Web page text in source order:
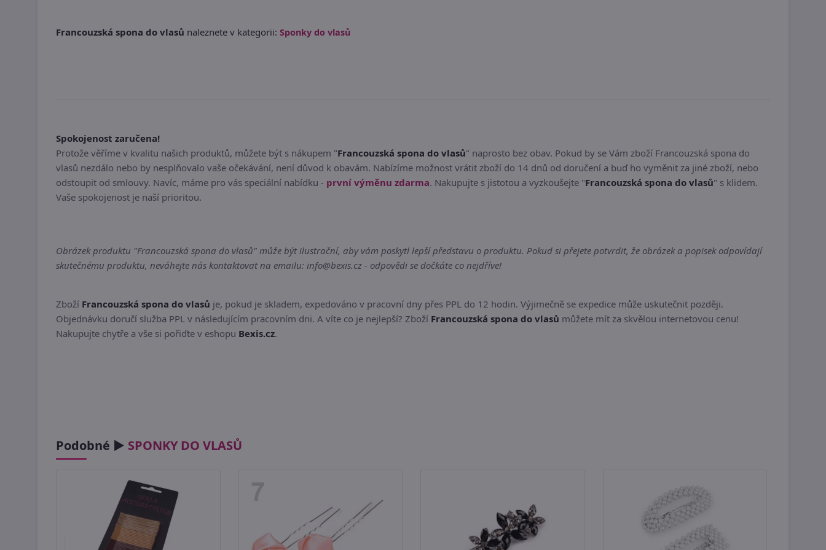
Francouzská spona do vlasů naleznete v kategorii: Sponky do vlasů
Spokojenost zaručena!
Protože věříme v kvalitu našich produktů, můžete být s nákupem "Francouzská spona do vlasů" naprosto bez obav. Pokud by se Vám zboží Francouzská spona do
vlasů nezdálo nebo by nesplňovalo vaše očekávání, není důvod k obavám. Nabízíme možnost vrátit zboží do 14 dnů od doručení a buď ho vyměnit za jiné zboží, nebo
odstoupit od smlouvy. Navíc, máme pro vás speciální nabídku - první výměnu zdarma. Nakupujte s jistotou a vyzkoušejte "Francouzská spona do vlasů" s klidem.
Vaše spokojenost je naší prioritou.
Obrázek produktu "Francouzská spona do vlasů" může být ilustrační, aby vám poskytl lepší představu o produktu. Pokud si přejete potvrdit, že obrázek a popisek odpovídají
skutečnému produktu, neváhejte nás kontaktovat na emailu: info@bexis.cz - odpovědi se dočkáte co nejdříve!
Zboží Francouzská spona do vlasů je, pokud je skladem, expedováno v pracovní dny přes PPL do 12 hodin. Výjimečně se expedice může uskutečnit později.
Objednávku doručí služba PPL v následujícím pracovním dni. A víte co je nejlepší? Zboží Francouzská spona do vlasů můžete mít za skvělou internetovou cenu!
Nakupujte chytře a vše si pořiďte v eshopu Bexis.cz.
Podobné ► SPONKY DO VLASŮ